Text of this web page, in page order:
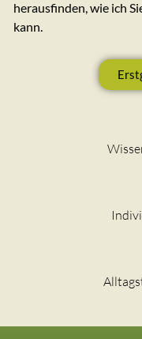
herausfinden, wie ich
kann.